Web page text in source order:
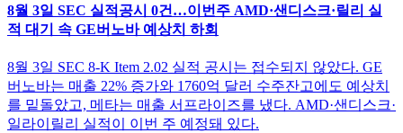
8월 3일 SEC 실적공시 0건…이번주 AMD·샌디스크·릴리 실
적 대기 속 GE버노바 예상치 하회
8월 3일 SEC 8-K Item 2.02 실적 공시는 접수되지 않았다. GE
버노바는 매출 22% 증가와 1760억 달러 수주잔고에도 예상치
를 밑돌았고, 메타는 매출 서프라이즈를 냈다. AMD·샌디스크·
일라이릴리 실적이 이번 주 예정돼 있다.